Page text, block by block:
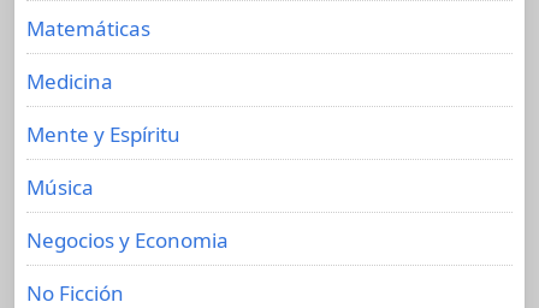
Matemáticas
Medicina
Mente y Espíritu
Música
Negocios y Economia
No Ficción